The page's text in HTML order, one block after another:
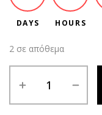
DAYS HOURS
2 σε απόθεμα